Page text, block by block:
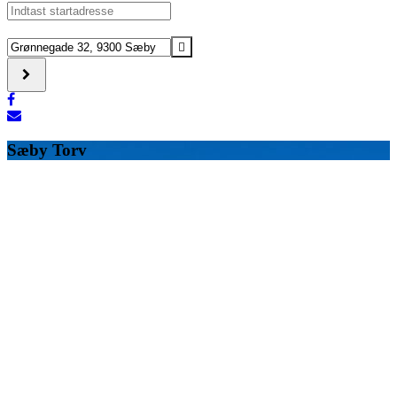
Address
-
Claus
og
Klaus
[]
Destination
Address
Claus
og
Klaus
[]
Sæby Torv